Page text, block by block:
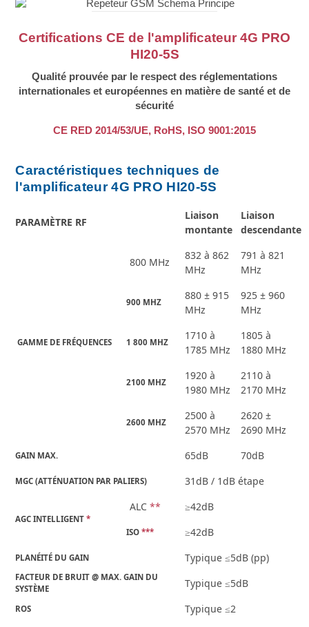
Certifications CE de l'amplificateur 4G PRO
HI20-5S
Qualité prouvée par le respect des réglementations
internationales et européennes en matière de santé et de
sécurité
CE RED 2014/53/UE, RoHS, ISO 9001:2015
Caractéristiques techniques de
l'amplificateur 4G PRO HI20-5S
PARAMÈTRE RF
Liaison
montante
Liaison
descendante
­ GAMME DE FRÉQUENCES
800 MHz
832 à 862
MHz
791 à 821
MHz
900 MHZ
880 ± 915
MHz
925 ± 960
MHz
1 800 MHZ
1710 à
1785 MHz
1805 à
1880 MHz
2100 MHZ
1920 à
1980 MHz
2110 à
2170 MHz
2600 MHZ
2500 à
2570 MHz
2620 ±
2690 MHz
GAIN MAX. 65dB 70dB
MGC (ATTÉNUATION PAR PALIERS) 31dB / 1dB étape
AGC INTELLIGENT *
ALC** ≥42dB
ISO *** ≥42dB
PLANÉITÉ DU GAIN Typique ≤5dB (pp)
FACTEUR DE BRUIT @ MAX. GAIN DU
SYSTÈME
Typique ≤5dB
ROS Typique ≤2